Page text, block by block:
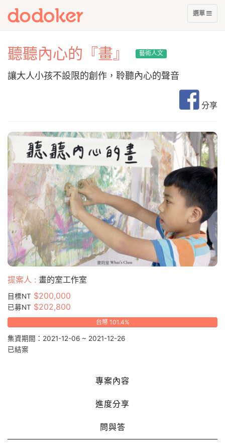
展
開
選
選單
聽聽內心的『畫』 藝術人文
讓大人小孩不設限的創作，聆聽內心的聲音
分享
提案人 : 畫的室工作室
目標NT $200,000
已募NT $202,800
台幣 101.4%
集資期間：2021-12-06 ~ 2021-12-26
已結案
專案內容
進度分享
問與答